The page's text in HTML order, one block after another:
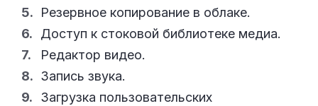
Резервное копирование в облаке.
Доступ к стоковой библиотеке медиа.
Редактор видео.
Запись звука.
Загрузка пользовательских